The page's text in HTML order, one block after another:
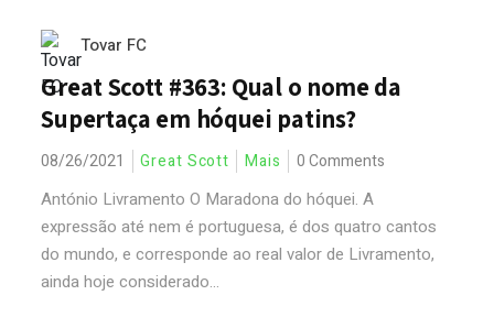
Tovar FC
Great Scott #363: Qual o nome da
Supertaça em hóquei patins?
08/26/2021 Great Scott Mais 0 Comments
António Livramento O Maradona do hóquei. A
expressão até nem é portuguesa, é dos quatro cantos
do mundo, e corresponde ao real valor de Livramento,
ainda hoje considerado...